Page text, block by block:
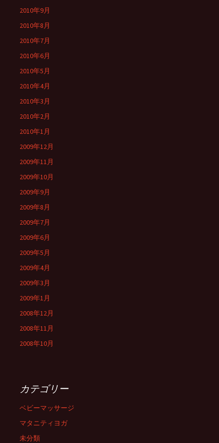
2010年9月
2010年8月
2010年7月
2010年6月
2010年5月
2010年4月
2010年3月
2010年2月
2010年1月
2009年12月
2009年11月
2009年10月
2009年9月
2009年8月
2009年7月
2009年6月
2009年5月
2009年4月
2009年3月
2009年1月
2008年12月
2008年11月
2008年10月
カテゴリー
ベビーマッサージ
マタニティヨガ
未分類